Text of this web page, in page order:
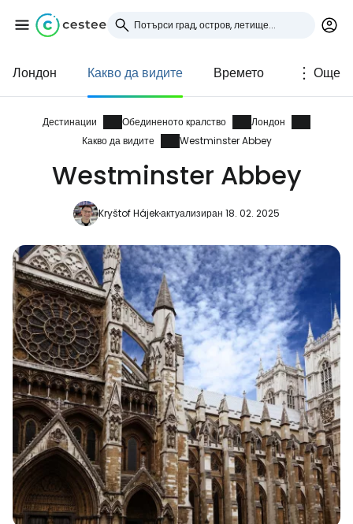
Лондон Какво да видите Времето Още
Дестинации Обединеното кралство
Лондон
Какво да видите
Westminster Abbey
Westminster Abbey
Kryštof Hájekактуализиран 18. 02. 2025
Влезте в Cestee
... световната общност на туристите
Продължете с Google
Продължете с имейл